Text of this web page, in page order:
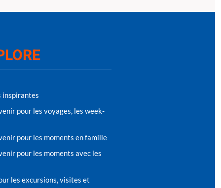
inspirantes
pour les voyages, les week-
pour les moments en famille
pour les moments avec les
les excursions, visites et